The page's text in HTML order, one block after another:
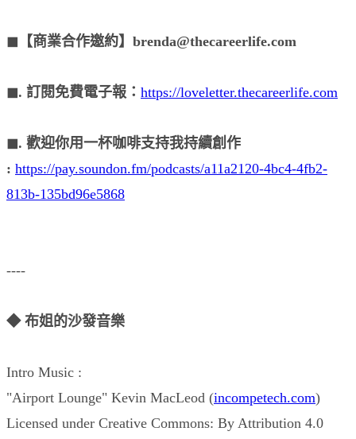
◼︎【商業合作邀約】brenda@thecareerlife.com
◼︎. 訂閱免費電子報： https://loveletter.thecareerlife.com
◼︎. 歡迎你用一杯咖啡支持我持續創作
: https://pay.soundon.fm/podcasts/a11a2120-4bc4-4fb2-
813b-135bd96e5868
----
◆ 布姐的沙發音樂
Intro Music :
"Airport Lounge" Kevin MacLeod (incompetech.com)
Licensed under Creative Commons: By Attribution 4.0